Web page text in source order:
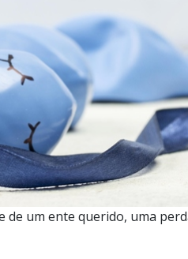
um ente querido, uma